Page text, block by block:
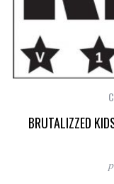
BRUTALIZZED